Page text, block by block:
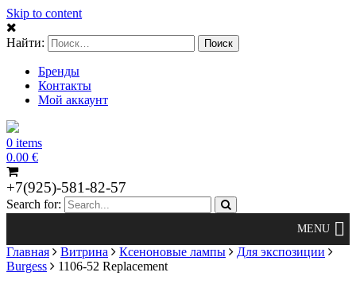
Skip to content
Найти:
Бренды
Контакты
Мой аккаунт
0 items
0.00 €
+7(925)-581-82-57
Search for:
Главная Витрина Ксеноновые лампы
Для экспозиции
Burgess
1106-52 Replacement